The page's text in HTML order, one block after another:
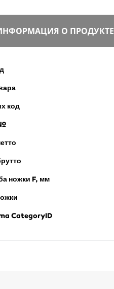
О ПРОДУКТЕ
код
ножки F, мм
CategoryID